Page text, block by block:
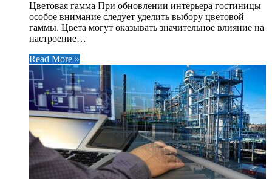
Цветовая гамма При обновлении интерьера гостиницы
особое внимание следует уделить выбору цветовой
гаммы. Цвета могут оказывать значительное влияние на
настроение…
Read More »